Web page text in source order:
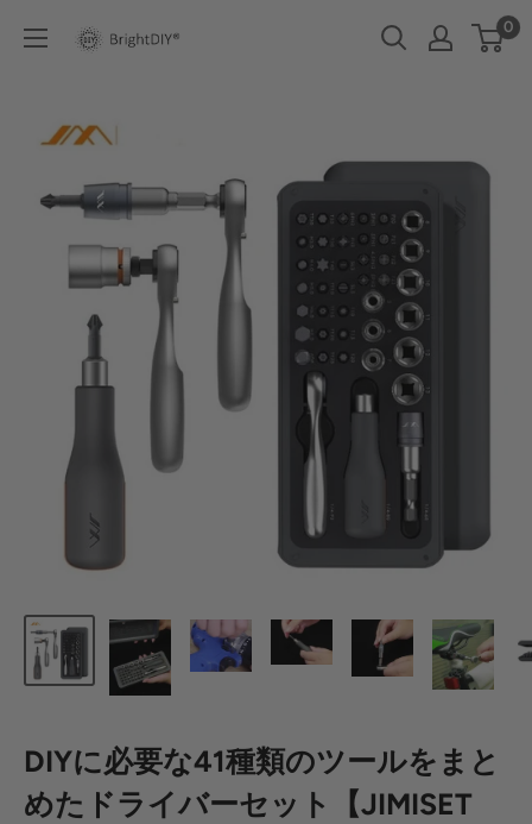
BRIGHT
0
DIYに必要な41種類のツールをまと
めたドライバーセット【JIMISET